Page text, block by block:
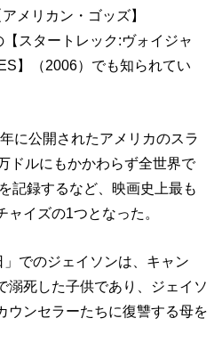
メリカン・ゴッズ】
【スタートレック:ヴォイジャ
】（2006）でも知られてい
に公開されたアメリカのスラ
ドルにもかかわらず全世界で
記録するなど、映画史上最も
イズの1つとなった。
でのジェイソンは、キャン
溺死した子供であり、ジェイソ
ウンセラーたちに復讐する母を